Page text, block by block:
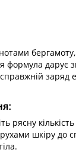
бергамоту,
формула дарує
заряд
рясну
шкіру до